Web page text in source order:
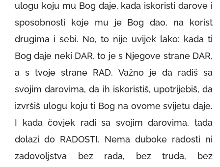
ulogu koju mu Bog daje, kada iskoristi darove i
sposobnosti koje mu je Bog dao, na korist
drugima i sebi. No, to nije uvijek lako: kada ti
Bog daje neki DAR, to je s Njegove strane DAR,
a s tvoje strane RAD. Važno je da radiš sa
svojim darovima, da ih iskoristiš, upotrijebiš, da
izvršiš ulogu koju ti Bog na ovome svijetu daje.
I kada čovjek radi sa svojim darovima, tada
dolazi do RADOSTI. Nema duboke radosti ni
zadovoljstva bez rada, bez truda, bez